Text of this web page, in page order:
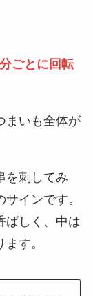
ごとに回転
まいも全体が
を刺してみ
インです。
ばしく、中は
す。